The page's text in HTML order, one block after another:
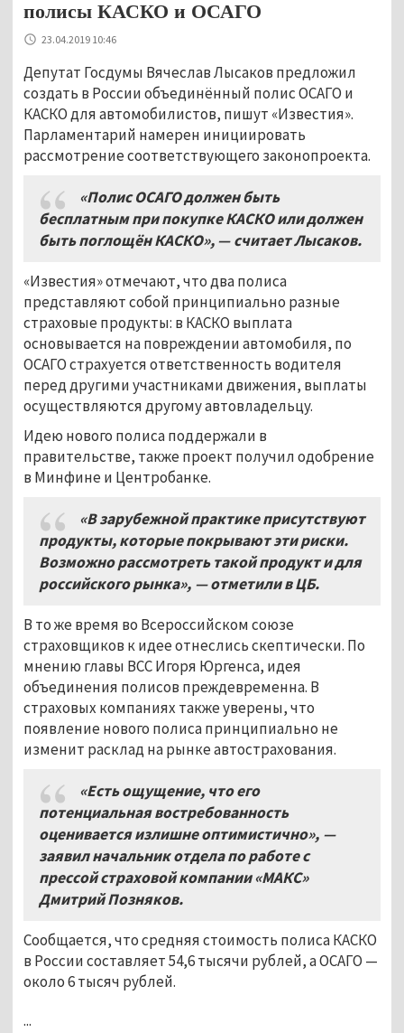
полисы КАСКО и ОСАГО
23.04.2019 10:46
Депутат Госдумы Вячеслав Лысаков предложил
создать в России объединённый полис ОСАГО и
КАСКО для автомобилистов, пишут «Известия».
Парламентарий намерен инициировать
рассмотрение соответствующего законопроекта.
«Полис ОСАГО должен быть
бесплатным при покупке КАСКО или должен
быть поглощён КАСКО», — считает Лысаков.
«Известия» отмечают, что два полиса
представляют собой принципиально разные
страховые продукты: в КАСКО выплата
основывается на повреждении автомобиля, по
ОСАГО страхуется ответственность водителя
перед другими участниками движения, выплаты
осуществляются другому автовладельцу.
Идею нового полиса поддержали в
правительстве, также проект получил одобрение
в Минфине и Центробанке.
«В зарубежной практике присутствуют
продукты, которые покрывают эти риски.
Возможно рассмотреть такой продукт и для
российского рынка», — отметили в ЦБ.
В то же время во Всероссийском союзе
страховщиков к идее отнеслись скептически. По
мнению главы ВСС Игоря Юргенса, идея
объединения полисов преждевременна. В
страховых компаниях также уверены, что
появление нового полиса принципиально не
изменит расклад на рынке автострахования.
«Есть ощущение, что его
потенциальная востребованность
оценивается излишне оптимистично», —
заявил начальник отдела по работе с
прессой страховой компании «МАКС»
Дмитрий Позняков.
Сообщается, что средняя стоимость полиса КАСКО
в России составляет 54,6 тысячи рублей, а ОСАГО —
около 6 тысяч рублей.
...